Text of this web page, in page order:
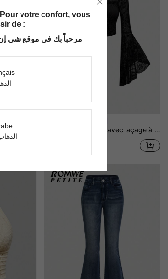
évasé pour femmes, style Y2K ROMWE Top avec laçage à la taille, insert en maille, motif croix et fleur en velours, style gothique palais, pour femmes, pour la fête d'Halloween
votre confort, vous
de :
مرحباً بك في موقع شي إن